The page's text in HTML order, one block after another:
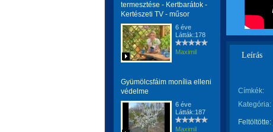
termesztése - Kertbarátok -
Kertészeti TV - műsor
6 éve
Látták:178
Maximil
Gyümölcsfáim monília elleni
védelme
6 éve
Látták:187
Maximil
Leírás
Címkék:
Kategória:
Feltöltötte: